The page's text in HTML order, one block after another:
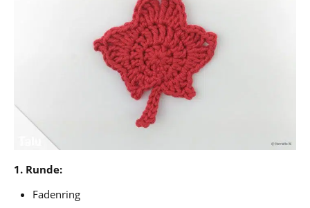
1. Runde:
Fadenring